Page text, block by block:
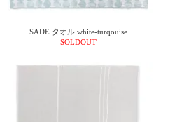
SADE タオル white-turqouise
SOLDOUT